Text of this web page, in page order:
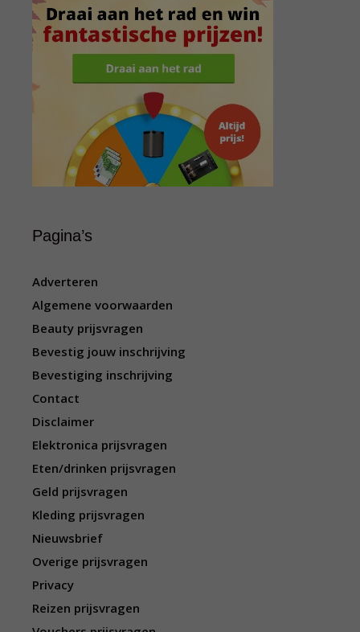
Pagina’s
Adverteren
Algemene voorwaarden
Beauty prijsvragen
Bevestig jouw inschrijving
Bevestiging inschrijving
Contact
Disclaimer
Elektronica prijsvragen
Eten/drinken prijsvragen
Geld prijsvragen
Kleding prijsvragen
Nieuwsbrief
Overige prijsvragen
Privacy
Reizen prijsvragen